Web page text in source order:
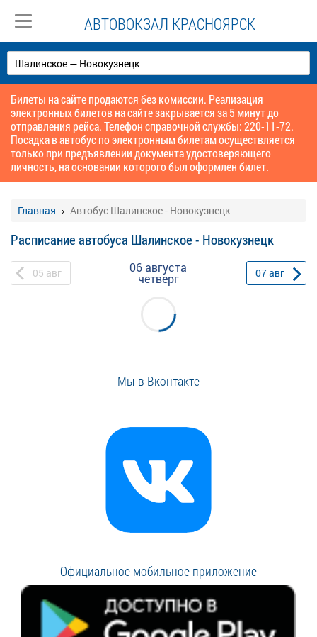
АВТОВОКЗАЛ КРАСНОЯРСК
Билеты на сайте продаются без комиссии. Реализация
электронных билетов на сайте закрывается за 5 минут до
отправления рейса. Телефон справочной службы: 220-11-72.
Посадка в автобус по электронным билетам осуществляется
только при предъявлении документа удостоверяющего
личность, на основании которого был оформлен билет.
Главная Автобус Шалинское - Новокузнецк
Расписание автобуса Шалинское - Новокузнецк
05 авг 06 августа
четверг 07авг
Мы в Вконтакте
Официальное мобильное приложение